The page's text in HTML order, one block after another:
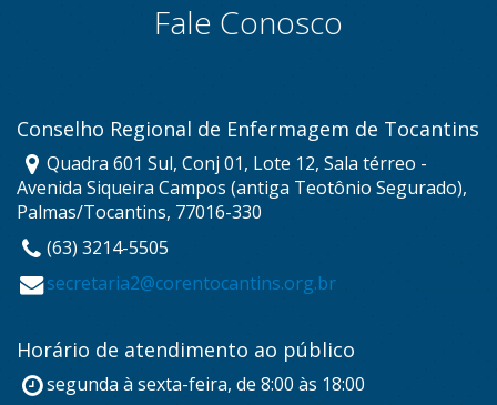
Fale Conosco
Conselho Regional de Enfermagem de Tocantins
Quadra 601 Sul, Conj 01, Lote 12, Sala térreo -
Avenida Siqueira Campos (antiga Teotônio Segurado),
Palmas/Tocantins, 77016-330
(63) 3214-5505
secretaria2@corentocantins.org.br
Horário de atendimento ao público
segunda à sexta-feira, de 8:00 às 18:00